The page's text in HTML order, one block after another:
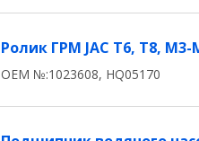
Ролик ГРМ JAC T6, T8, M3-
OEM №:1023608, HQ05170